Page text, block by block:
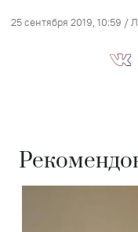
25 сентября 2019, 10:59 /